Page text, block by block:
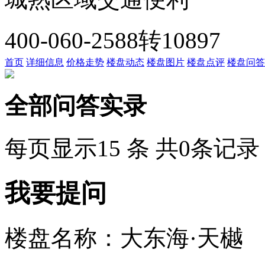
400-060-2588转10897
首页 详细信息 价格走势 楼盘动态 楼盘图片 楼盘点评 楼盘问答
全部问答实录
每页显示15 条 共0条记录
我要提问
楼盘名称：大东海·天樾